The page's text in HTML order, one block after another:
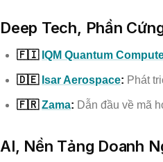
Deep Tech, Phần
🇫🇮 IQM Quantum
🇩🇪 Isar Aerospace: Phát
🇫🇷Zama: Dẫn đầu về mã
AI, Nền Tảng Doanh